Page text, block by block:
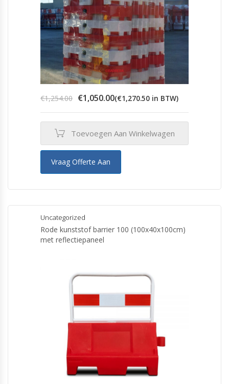
€1,254.00 Oorspronkelijke
€1,050.00Huidige
€1,050.00.
(€1,270.50 in BTW)
Toevoegen Aan Winkelwagen
Vraag Offerte Aan
Uncategorized
Rode kunststof barrier 100 (100x40x100cm)
met reflectiepaneel